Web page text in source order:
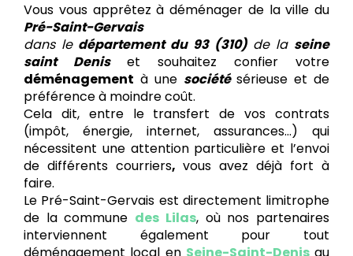
Vous vous apprêtez à déménager de la ville du
Pré-Saint-Gervais
dans ledépartement du 93 (310) de la seine
saint Denis et souhaitez confier votre
déménagement à une sociétésérieuse et de
préférence à moindre coût.
Cela dit, entre le transfert de vos contrats
(impôt, énergie, internet, assurances…) qui
nécessitent une attention particulière et l’envoi
de différents courriers, vous avez déjà fort à
faire.
Le Pré-Saint-Gervais est directement limitrophe
de la commune des Lilas, où nos partenaires
interviennent également pour tout